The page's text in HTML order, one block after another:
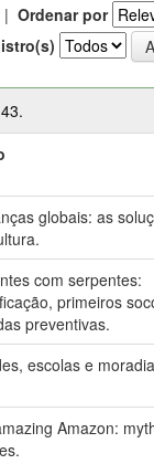
| Ordenar por
globais: as
com serpentes:
primeiros
preventivas.
escolas e
Amazon: